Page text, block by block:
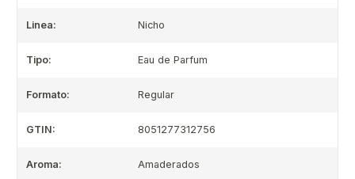
Linea: Nicho
Tipo: Eau de Parfum
Formato: Regular
GTIN: 8051277312756
Aroma: Amaderados